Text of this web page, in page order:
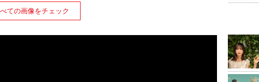
ての画像をチェック